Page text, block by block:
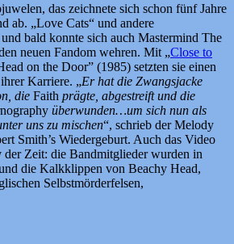
das zeichnete sich schon fünf Jahre
ab. „Love Cats“ und andere
bald konnte sich auch Mastermind The
neuen Fandom wehren. Mit „Close to
on the Door” (1985) setzten sie einen
Karriere. „Er hat die Zwangsjacke
die Faith prägte, abgestreift und die
überwunden…um sich nun als
uns zu mischen“, schrieb der Melody
Smith’s Wiedergeburt. Auch das Video
Zeit: die Bandmitglieder wurden in
die Kalkklippen von Beachy Head,
Selbstmörderfelsen,